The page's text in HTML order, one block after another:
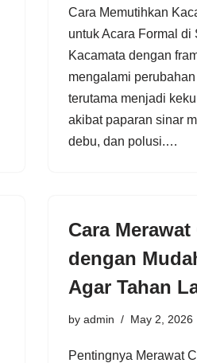
Cara Memutihkan
untuk Acara Formal di
Kacamata dengan
mengalami
terutama menjadi
akibat paparan sinar
debu, dan polusi.…
Cara
dengan
Agar Tahan
by admin May 2, 2026
Pentingnya Merawat